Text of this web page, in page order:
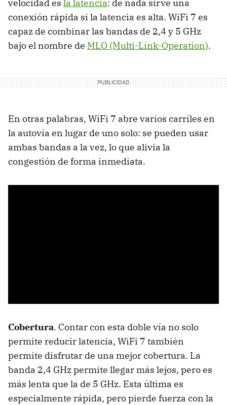
velocidad es la latencia: de nada sirve una
conexión rápida si la latencia es alta. WiFi 7 es
capaz de combinar las bandas de 2,4 y 5 GHz
bajo el nombre de MLO (Multi-Link-Operation).
En otras palabras, WiFi 7 abre varios carriles en
la autovía en lugar de uno solo: se pueden usar
ambas bandas a la vez, lo que alivia la
congestión de forma inmediata.
Cobertura. Contar con esta doble vía no solo
permite reducir latencia, WiFi 7 también
permite disfrutar de una mejor cobertura. La
banda 2,4 GHz permite llegar más lejos, pero es
más lenta que la de 5 GHz. Esta última es
especialmente rápida, pero pierde fuerza con la